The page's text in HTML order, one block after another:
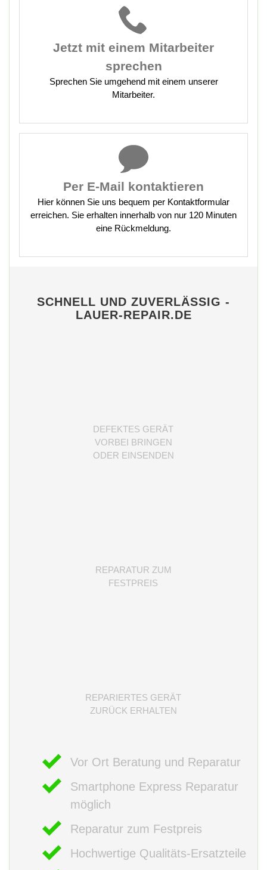
Jetzt mit einem Mitarbeiter
sprechen
Sprechen Sie umgehend mit einem unserer
Mitarbeiter.
Per E-Mail kontaktieren
Hier können Sie uns bequem per Kontaktformular
erreichen. Sie erhalten innerhalb von nur 120 Minuten
eine Rückmeldung.
SCHNELL UND ZUVERLÄSSIG -
LAUER-REPAIR.DE
DEFEKTES GERÄT
VORBEI BRINGEN
ODER EINSENDEN
REPARATUR ZUM
FESTPREIS
REPARIERTES GERÄT
ZURÜCK ERHALTEN
Vor Ort Beratung und Reparatur
Smartphone Express Reparatur
möglich
Reparatur zum Festpreis
Hochwertige Qualitäts-Ersatzteile